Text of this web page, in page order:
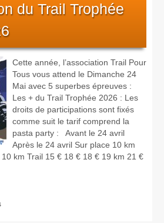
du Trail Trophée
Cette année, l’association Trail Pour
Tous vous attend le Dimanche 24
Mai avec 5 superbes épreuves :
Les + du Trail Trophée 2026 : Les
droits de participations sont fixés
comme suit le tarif comprend la
pasta party : Avant le 24 avril
Après le 24 avril Sur place 10 km
km Trail 15 € 18 € 18 € 19 km 21 €
sur